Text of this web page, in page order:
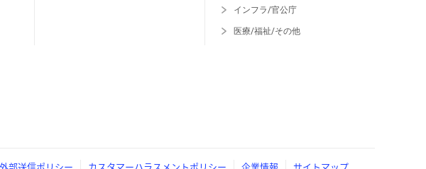
インフラ/官公庁
医療/福祉/その他